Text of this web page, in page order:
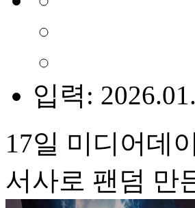
입력:
17일 미디어데
서사로 팬덤 만